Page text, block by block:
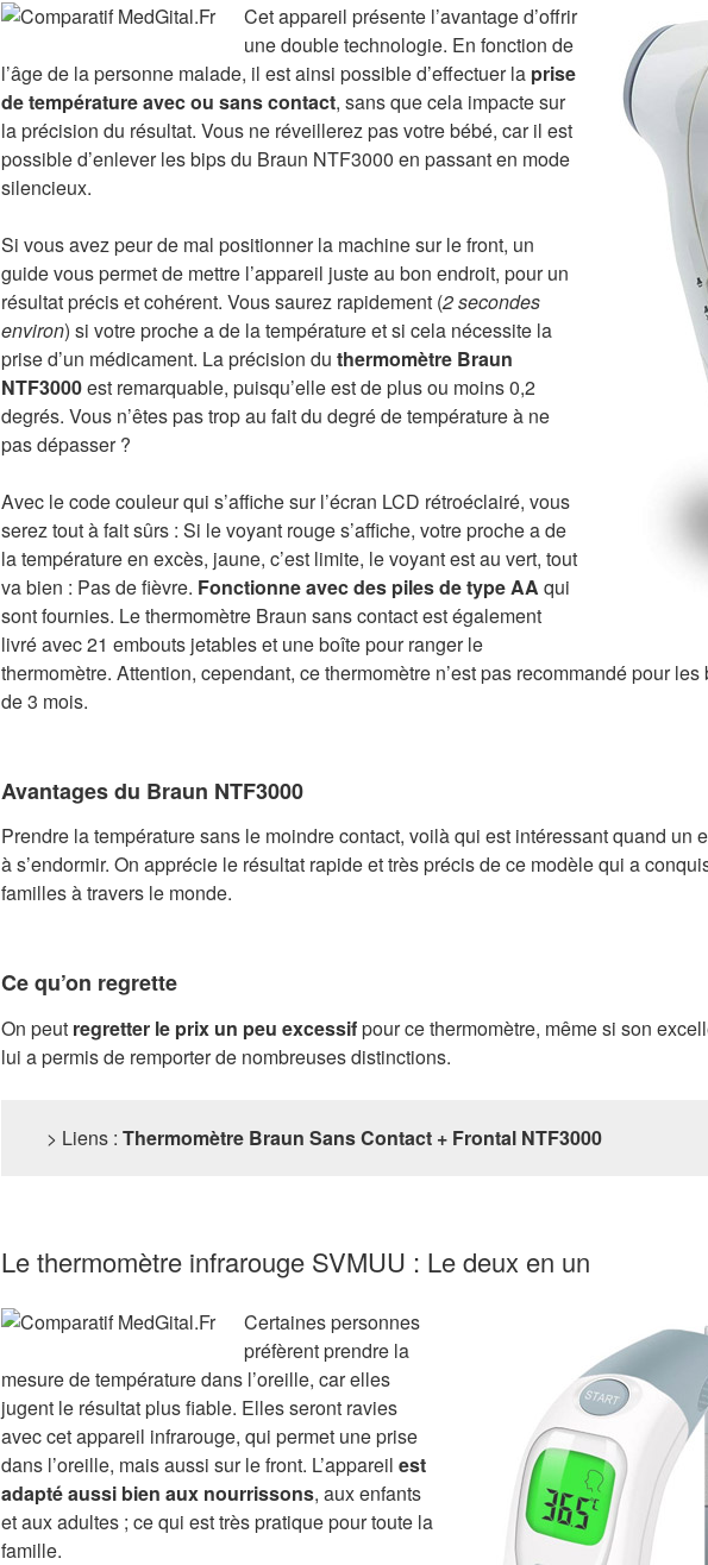
Cet appareil présente l’avantage d’offrir
une double technologie. En fonction de
l’âge de la personne malade, il est ainsi possible d’effectuer la prise
de température avec ou sans contact, sans que cela impacte sur
la précision du résultat. Vous ne réveillerez pas votre bébé, car il est
possible d’enlever les bips du Braun NTF3000 en passant en mode
silencieux.
Si vous avez peur de mal positionner la machine sur le front, un
guide vous permet de mettre l’appareil juste au bon endroit, pour un
résultat précis et cohérent. Vous saurez rapidement (2 secondes
environ) si votre proche a de la température et si cela nécessite la
prise d’un médicament. La précision du thermomètre Braun
NTF3000est remarquable, puisqu’elle est de plus ou moins 0,2
degrés. Vous n’êtes pas trop au fait du degré de température à ne
pas dépasser ?
Avec le code couleur qui s’affiche sur l’écran LCD rétroéclairé, vous
serez tout à fait sûrs : Si le voyant rouge s’affiche, votre proche a de
la température en excès, jaune, c’est limite, le voyant est au vert, tout
va bien : Pas de fièvre. Fonctionne avec des piles de type AA qui
sont fournies. Le thermomètre Braun sans contact est également
livré avec 21 embouts jetables et une boîte pour ranger le
thermomètre. Attention, cependant, ce thermomètre n’est pas recommandé pour
de 3 mois.
Avantages du Braun NTF3000
Prendre la température sans le moindre contact, voilà qui est intéressant quand un
à s’endormir. On apprécie le résultat rapide et très précis de ce modèle qui a
familles à travers le monde.
Ce qu’on regrette
On peut regretter le prix un peu excessifpour ce thermomètre, même si son
lui a permis de remporter de nombreuses distinctions.
> Liens : Thermomètre Braun Sans Contact + Frontal NTF3000
Le thermomètre infrarouge SVMUU : Le deux en un
Certaines personnes
préfèrent prendre la
mesure de température dans l’oreille, car elles
jugent le résultat plus fiable. Elles seront ravies
avec cet appareil infrarouge, qui permet une prise
dans l’oreille, mais aussi sur le front. L’appareil est
adapté aussi bien aux nourrissons, aux enfants
et aux adultes ; ce qui est très pratique pour toute la
famille.
567